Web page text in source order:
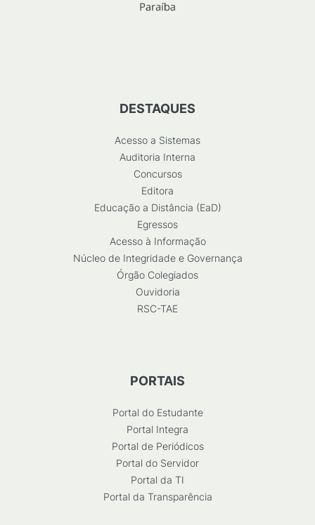
DESTAQUES
Acesso a Sistemas
Auditoria Interna
Concursos
Editora
Educação a Distância (EaD)
Egressos
Acesso à Informação
Núcleo de Integridade e Governança
Órgão Colegiados
Ouvidoria
RSC-TAE
PORTAIS
Portal do Estudante
Portal Integra
Portal de Periódicos
Portal do Servidor
Portal da TI
Portal da Transparência